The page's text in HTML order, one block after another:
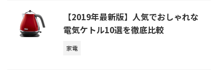
【2019年最新版】人気でおしゃれな
電気ケトル10選を徹底比較
家電